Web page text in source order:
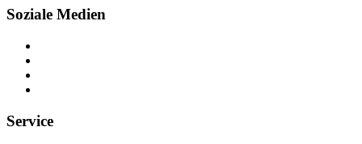
Soziale Medien
Service